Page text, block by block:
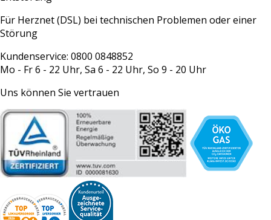
Für Herznet (DSL) bei technischen Problemen oder einer
Störung
Kundenservice: 0800 0848852
Mo - Fr 6 - 22 Uhr, Sa 6 - 22 Uhr, So 9 - 20 Uhr
Uns können Sie vertrauen